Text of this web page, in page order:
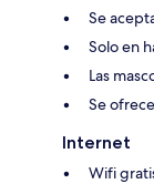
Se
Solo en
Las
Se
Internet
Wifi